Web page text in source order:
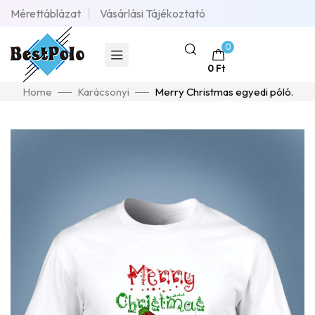
Mérettáblázat Vásárlási Tájékoztató
0
0 Ft
Home Karácsonyi Merry Christmas egyedi póló.